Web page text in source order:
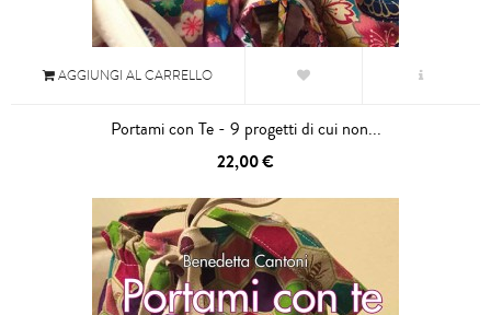
AGGIUNGI AL CARRELLO
Portami con Te - 9 progetti di cui non...
22,00 €